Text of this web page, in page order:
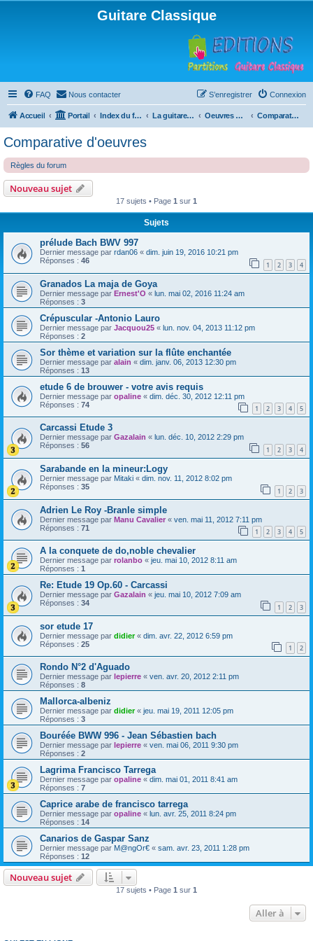
Guitare Classique
FAQ Nous contacter Connexion
S’enregistrer
Accueil Portail Index du forum La guitare : instrument, cours et théorie Oeuvres à la loupe Comparative d'oeuvres
Comparative d'oeuvres
Règles du forum
Nouveau sujet
17 sujets • Page 1 sur 1
Sujets
prélude Bach BWV 997
Dernier message par rdan06 « dim. juin 19, 2016 10:21 pm
Réponses : 46 1 2 3 4
Granados La maja de Goya
Dernier message par Ernest'O « lun. mai 02, 2016 11:24 am
Réponses : 3
Crépuscular -Antonio Lauro
Dernier message par Jacquou25 « lun. nov. 04, 2013 11:12 pm
Réponses : 2
Sor thème et variation sur la flûte enchantée
Dernier message par alain « dim. janv. 06, 2013 12:30 pm
Réponses : 13
etude 6 de brouwer - votre avis requis
Dernier message par opaline « dim. déc. 30, 2012 12:11 pm
Réponses : 74 1 2 3 4 5
Carcassi Etude 3
Dernier message par Gazalain « lun. déc. 10, 2012 2:29 pm
Réponses : 56 1 2 3 4
Sarabande en la mineur:Logy
Dernier message par Mitaki « dim. nov. 11, 2012 8:02 pm
Réponses : 35 1 2 3
Adrien Le Roy -Branle simple
Dernier message par Manu Cavalier « ven. mai 11, 2012 7:11 pm
Réponses : 71 1 2 3 4 5
A la conquete de do,noble chevalier
Dernier message par rolanbo « jeu. mai 10, 2012 8:11 am
Réponses : 1
Re: Etude 19 Op.60 - Carcassi
Dernier message par Gazalain « jeu. mai 10, 2012 7:09 am
Réponses : 34 1 2 3
sor etude 17
Dernier message par didier« dim. avr. 22, 2012 6:59 pm
Réponses : 25 1 2
Rondo N°2 d'Aguado
Dernier message par lepierre « ven. avr. 20, 2012 2:11 pm
Réponses : 8
Mallorca-albeniz
Dernier message par didier« jeu. mai 19, 2011 12:05 pm
Réponses : 3
Bouréée BWW 996 - Jean Sébastien bach
Dernier message par lepierre « ven. mai 06, 2011 9:30 pm
Réponses : 2
Lagrima Francisco Tarrega
Dernier message par opaline « dim. mai 01, 2011 8:41 am
Réponses : 7
Caprice arabe de francisco tarrega
Dernier message par opaline « lun. avr. 25, 2011 8:24 pm
Réponses : 14
Canarios de Gaspar Sanz
Dernier message par M@ngOr€ « sam. avr. 23, 2011 1:28 pm
Réponses : 12
Nouveau sujet
17 sujets • Page 1 sur 1
Aller à